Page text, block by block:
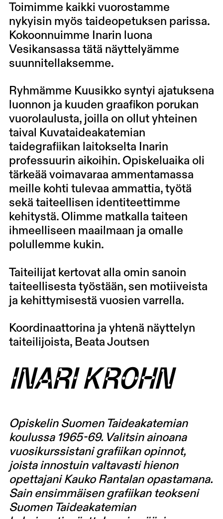
Toimimme kaikki vuorostamme
nykyisin myös taideopetuksen parissa.
Kokoonnuimme Inarin luona
Vesikansassa tätä näyttelyämme
suunnitellaksemme.
Ryhmämme Kuusikko syntyi ajatuksena
luonnon ja kuuden graafikon porukan
vuorolaulusta, joilla on ollut yhteinen
taival Kuvataideakatemian
taidegrafiikan laitokselta Inarin
professuurin aikoihin. Opiskeluaika oli
tärkeää voimavaraa ammentamassa
meille kohti tulevaa ammattia, työtä
sekä taiteellisen identiteettimme
kehitystä. Olimme matkalla taiteen
ihmeelliseen maailmaan ja omalle
polullemme kukin.
Taiteilijat kertovat alla omin sanoin
taiteellisesta työstään, sen motiiveista
ja kehittymisestä vuosien varrella.
Koordinaattorina ja yhtenä näyttelyn
taiteilijoista, Beata Joutsen
INARI KROHN
Opiskelin Suomen Taideakatemian
koulussa 1965-69. Valitsin ainoana
vuosikurssistani grafiikan opinnot,
joista innostuin valtavasti hienon
opettajani Kauko Rantalan opastamana.
Sain ensimmäisen grafiikan teokseni
Suomen Taideakatemian